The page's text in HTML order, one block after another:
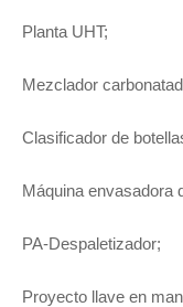
Planta UHT;
Mezclador
Clasificador de
Máquina envasadora
PA-Despaletizador;
Proyecto llave en